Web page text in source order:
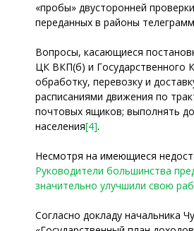
«пробы» двусторонней
переданных в районы
Вопросы, касающиеся
ЦК ВКП(б) и Государственного
обработку, перевозку и
расписаниями движения по
почтовых ящиков; выполнять
населения[4].
Несмотря на имеющиеся
Руководители большинства
значительно улучшили свою
Согласно докладу начальника